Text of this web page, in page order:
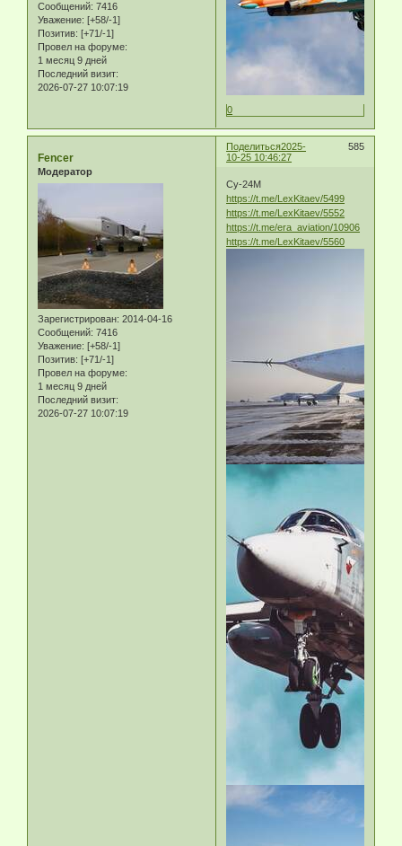
Сообщений: 7416
Уважение: [+58/-1]
Позитив: [+71/-1]
Провел на форуме:
1 месяц 9 дней
Последний визит:
2026-07-27 10:07:19
0
Поделиться 585
2025-
10-25 10:46:27
Fencer
Модератор
Зарегистрирован: 2014-04-16
Сообщений: 7416
Уважение: [+58/-1]
Позитив: [+71/-1]
Провел на форуме:
1 месяц 9 дней
Последний визит:
2026-07-27 10:07:19
Су-24М
https://t.me/LexKitaev/5499
https://t.me/LexKitaev/5552
https://t.me/era_aviation/10906
https://t.me/LexKitaev/5560